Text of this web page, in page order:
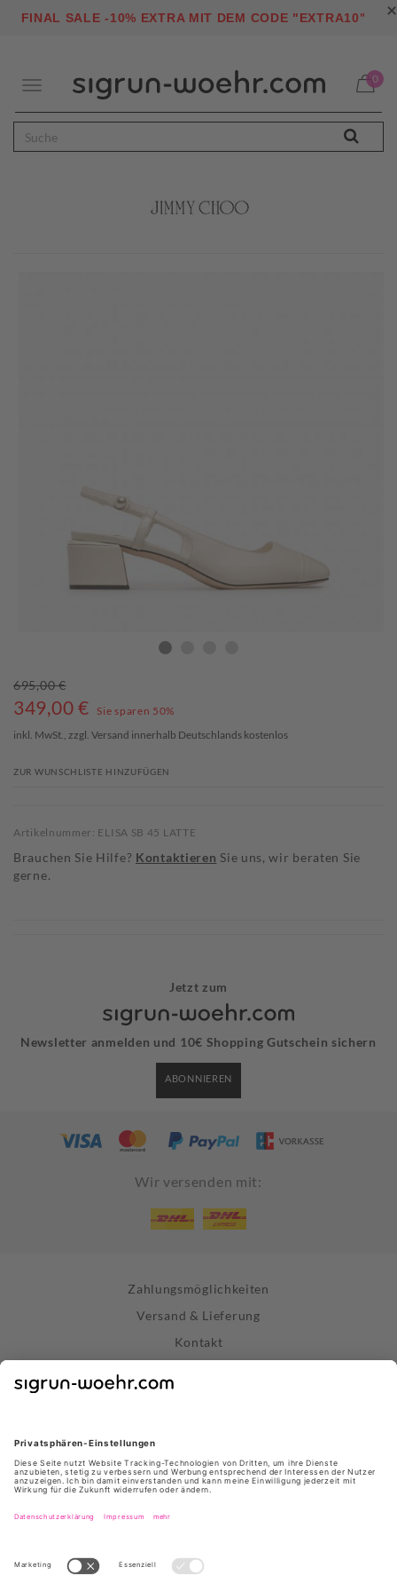
×
FINAL SALE -10% EXTRA MIT DEM CODE "EXTRA10"
Toggle
0
695,00 €
349,00 €
Sie sparen 50%
inkl. MwSt., zzgl. Versand innerhalb Deutschlands kostenlos
ZUR WUNSCHLISTE HINZUFÜGEN
Artikelnummer: ELISA SB 45 LATTE
Brauchen Sie Hilfe? Kontaktieren Sie uns, wir beraten Sie
gerne.
Jetzt zum
Newsletter anmelden und 10€ Shopping Gutschein sichern
ABONNIEREN
Wir versenden mit:
Zahlungsmöglichkeiten
Versand & Lieferung
Kontakt
Impressum